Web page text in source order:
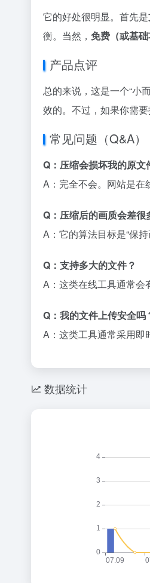
它的好处很明显。首先是
衡。当然， 免费（或基础
产品点评
总的来说，这是一个“小
效的。不过，如果你需
常见问题（Q&A）
Q：压缩会损坏我的原文
A：完全不会。网站是在
Q：压缩后的画质会差很
A：它的算法目标是“保
Q：支持多大的文件？
A：这类在线工具通常会
Q：我的文件上传安全吗
A：这类工具通常采用即
数据统计